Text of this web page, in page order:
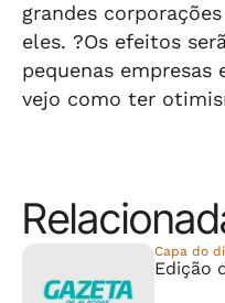
grandes
eles. ?Os efeitos
pequenas empresas
vejo como ter
Capa do
Edição